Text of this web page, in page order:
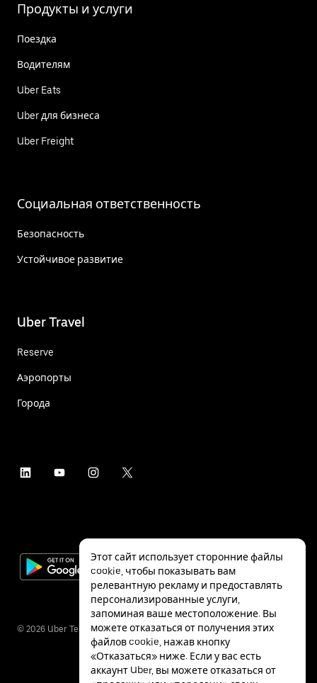
Продукты и услуги
Поездка
Водителям
Uber Eats
Uber для бизнеса
Uber Freight
Социальная ответственность
Безопасность
Устойчивое развитие
Uber Travel
Reserve
Аэропорты
Города
© 2026 Uber Technologies Inc.
Этот сайт использует сторонние файлы
cookie, чтобы показывать вам
релевантную рекламу и предоставлять
персонализированные услуги,
запоминая ваше местоположение. Вы
можете отказаться от получения этих
файлов cookie, нажав кнопку
«Отказаться» ниже. Если у вас есть
аккаунт Uber, вы можете отказаться от